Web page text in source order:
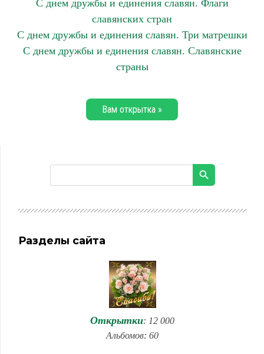
С днем дружбы и единения славян. Флаги
славянских стран
С днем дружбы и единения славян. Три матрешки
С днем дружбы и единения славян. Славянские
страны
Вам открытка »
Разделы сайта
Открытки: 12 000
Альбомов: 60